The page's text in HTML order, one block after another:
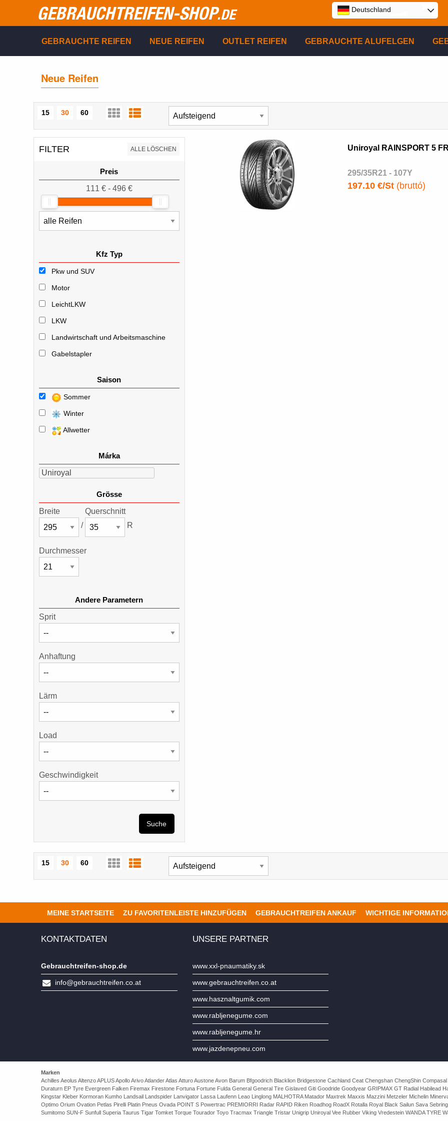
GEBRAUCHTREIFEN-SHOP.DE Deutschland
GEBRAUCHTE REIFEN NEUE REIFEN OUTLET REIFEN GEBRAUCHTE ALUFELGEN
Neue Reifen
15 30 60
FILTER ALLE LÖSCHEN
Preis
111 € - 496 €
Kfz Typ
Pkw und SUV
Motor
LeichtLKW
LKW
Landwirtschaft und Arbeitsmaschine
Gabelstapler
Saison
Sommer
Winter
Allwetter
Márka
Uniroyal
Grösse
Breite
/
Querschnitt
R
Durchmesser
Andere Parametern
Sprit
Anhaftung
Lärm
Load
Geschwindigkeit
Suche
Uniroyal RAINSPORT 5 FR
295/35R21 - 107Y
197.10 €/St(bruttó)
15 30 60
MEINE STARTSEITE ZU FAVORITENLEISTE HINZUFÜGEN GEBRAUCHTREIFEN ANKAUF WICHTIGE
KONTAKTDATEN
Gebrauchtreifen-shop.de
info@gebrauchtreifen.co.at
UNSERE PARTNER
www.xxl-pnaumatiky.sk
www.gebrauchtreifen.co.at
www.hasznaltgumik.com
www.rabljenegume.com
www.rabljenegume.hr
www.jazdenepneu.com
Marken
Achilles Aeolus Altenzo APLUS Apollo Arivo Atlander Atlas Atturo Austone Avon Barum Bfgoodrich Blacklion Bridgestone Cachland Ceat Chengshan ChengShin
Duraturn EP Tyre Evergreen Falken Firemax Firestone Fortuna Fortune Fulda General General Tire Gislaved Giti Goodride Goodyear GRIPMAX GT Radial Habilead
Kingstar Kleber Kormoran Kumho Landsail Landspider Lanvigator Lassa Laufenn Leao Linglong MALHOTRA Matador Maxtrek Maxxis Mazzini Metzeler Michelin
Optimo Orium Ovation Petlas Pirelli Platin Pneus Ovada POINT S Powertrac PREMIORRI Radar RAPID Riken Roadhog RoadX Rotalla Royal Black Sailun Sava
Sumitomo SUN-F Sunfull Superia Taurus Tigar Tomket Torque Tourador Toyo Tracmax Triangle Tristar Unigrip Uniroyal Vee Rubber Viking Vredestein WANDA TYRE